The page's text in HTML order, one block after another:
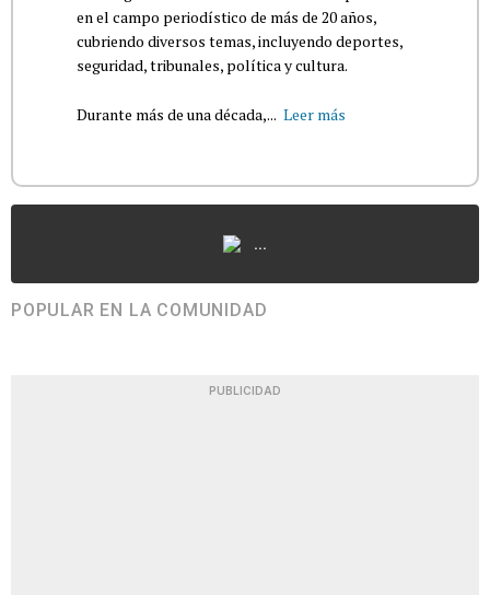
en el campo periodístico de más de 20 años,
cubriendo diversos temas, incluyendo deportes,
seguridad, tribunales, política y cultura.
Durante más de una década,... Leer más
...
POPULAR EN LA COMUNIDAD
PUBLICIDAD